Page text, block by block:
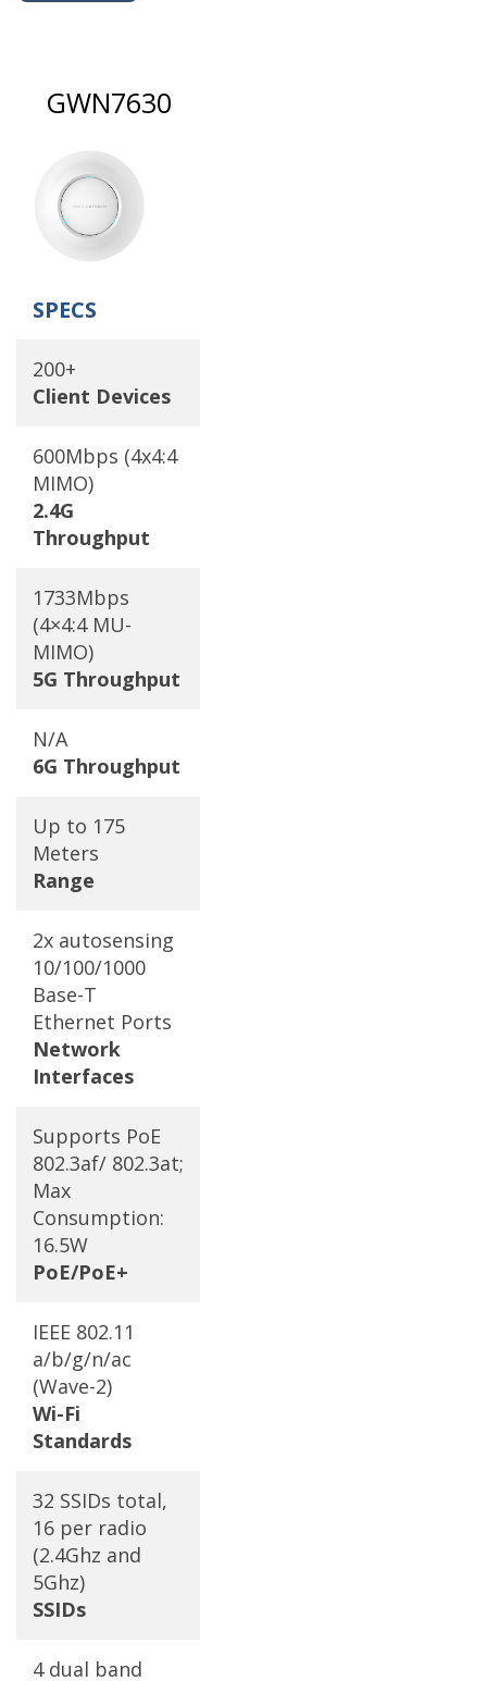
GWN7630
SPECS
Client Devices
200+
2.4G
Throughput
600Mbps (4x4:4
MIMO)
5G Throughput
1733Mbps
(4×4:4 MU-
MIMO)
6G Throughput
N/A
Range
Up to 175
Meters
Network
Interfaces
2x autosensing
10/100/1000
Base-T
Ethernet Ports
PoE/PoE+
Supports PoE
802.3af/ 802.3at;
Max
Consumption:
16.5W
Wi-Fi
Standards
IEEE 802.11
a/b/g/n/ac
(Wave-2)
SSIDs
32 SSIDs total,
16 per radio
(2.4Ghz and
5Ghz)
4 dual band